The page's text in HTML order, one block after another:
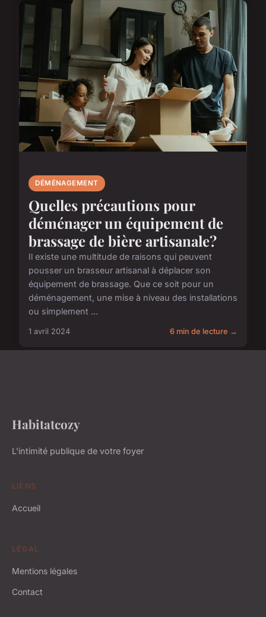
DÉMÉNAGEMENT
Quelles précautions pour
déménager un équipement de
brassage de bière artisanale?
Il existe une multitude de raisons qui peuvent
pousser un brasseur artisanal à déplacer son
équipement de brassage. Que ce soit pour un
déménagement, une mise à niveau des installations
ou simplement ...
1 avril 2024 6 min de lecture →
Habitatcozy
L'intimité publique de votre foyer
LIENS
Accueil
LÉGAL
Mentions légales
Contact